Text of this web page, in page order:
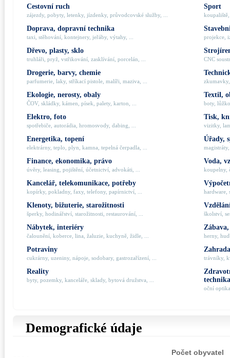
Cestovní ruch
zájezdy, pobyty, letenky, jízdenky, průvodcovské služby, ...
Doprava, dopravní technika
taxi, stěhování, kontejnery, jeřáby, výtahy, ...
Dřevo, plasty, sklo
truhláři, pryž, vstřikování, zasklívání, porcelán, ...
Drogerie, barvy, chemie
parfumerie, laky, stříkací pistole, malíři, maziva, ...
Ekologie, nerosty, obaly
ČOV, skládky, kámen, písek, palety, karton, ...
Elektro, foto
spotřebiče, autorádia, hromosvody, dabing, ...
Energetika, topení
elektrárny, teplo, plyn, kamna, tepelná čerpadla, ...
Finance, ekonomika, právo
úvěry, leasing, pojištění, účetnictví, advokáti, ...
Kancelář, telekomunikace, potřeby
kopírky, pokladny, faxy, telefony, papírnictví, ...
Klenoty, bižuterie, starožitnosti
šperky, hodinářství, starožitnosti, restaurování, ...
Nábytek, interiéry
čalounění, koberce, lina, žaluzie, kuchyně, židle, ...
Potraviny
cukrárny, uzeniny, nápoje, sodobary, gastrozařízení, ...
Reality
byty, pozemky, kanceláře, sklady, bytová družstva, ...
Sport
projekce,
CNC
Textil,
boty,
Tisk,
vizitky,
Úřady,
Voda,
koupelny,
hardware,
školství,
herny,
trávníky,
technika
oční
Demografické údaje